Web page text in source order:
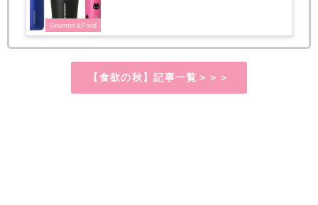
Gourmet＆Food
【食欲の秋】記事一覧＞＞＞